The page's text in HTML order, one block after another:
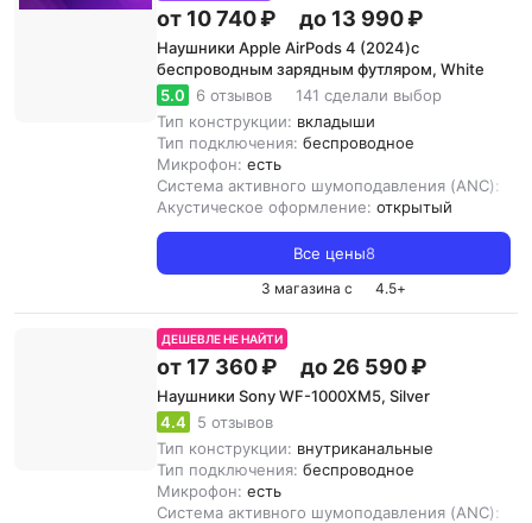
от 10 740 ₽ до 13 990 ₽
Наушники Apple AirPods 4 (2024)с
беспроводным зарядным футляром, White
5.0
6 отзывов
141 сделали выбор
Тип конструкции: вкладыши
Тип подключения: беспроводное
Микрофон: есть
Система активного шумоподавления (ANC):
Акустическое оформление: открытый
Все цены8
3 магазина с 4.5+
ДЕШЕВЛЕ НЕ НАЙТИ
от 17 360 ₽ до 26 590 ₽
Наушники Sony WF-1000XM5, Silver
4.4
5 отзывов
Тип конструкции: внутриканальные
Тип подключения: беспроводное
Микрофон: есть
Система активного шумоподавления (ANC):